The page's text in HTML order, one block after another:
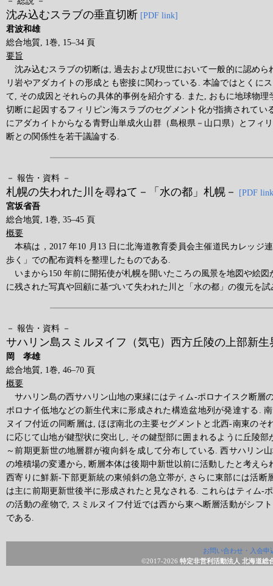
沈み込むスラブの垂直切断 [PDF link]
君波和雄
総合地質, 1巻, 15–34 頁
要旨
沈み込むスラブの切断は, 過去および現世において一般的に認めら
リ岩やアダカイトの形成とも密接に関わっている. 本論ではとくに
て, その成因とそれらの具体的事例を紹介する. また, おもに地球物理
切断に起因するフィリピン海スラブのセグメント化が指摘されてい
にアダカイトからなる青野山単成火山群（島根県－山口県）とフィ
断との関係性を若干議論する.
－ 報告・資料 －
札幌の失われた川を尋ねて－「水の都」札幌－
[PDF
宮坂省吾
総合地質, 1巻, 35–45 頁
概要
本稿は，2017 年10 月13 日に北海道教育委員会主催道民カレッジ
歩く」での配布資料を整理したものである.
いまから150 年前に開拓使が札幌を開いたころの風景を地図や絵
に残された写真や回顧に基づいて失われた川と「水の都」の復元を試
－ 報告・資料 －
サハリン島スミルヌイフ（気屯）西方丘陵の上部新生
岡 孝雄
総合地質, 1巻, 46–70 頁
概要
サハリン島の西サハリン山地の東縁にはティム‐ポロナイスク断層
ポロナイ低地などの新生代末に形成された構造盆地列が発達する.
ヌイフ付近の同断層は, ほぼ南北の主要セグメントと北西‐南東のそ
に応じて山地が鍵型状に突出し, その鍵型部に囲まれるように丘陵部
～前期更新世の地層群が複向斜を成して分布している. 西サハリン
の堆積場の変遷から, 断層本体は後期中新世以前に活動したと考えら
西寄りに鮮新‐下部更新統の東傾斜の急立帯が, さらに東部には活断
は主に前期更新世後半に形成されたと見なされる. これらはティム‐
の活動の産物で, スミルヌイフ付近では西から東へ断層活動がシフ
である.